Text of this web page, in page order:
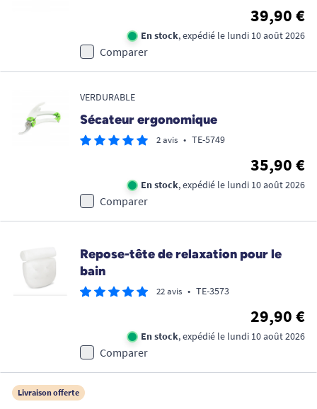
39,90 €
En stock, expédié le lundi 10 août 2026
Comparer
VERDURABLE
Sécateur ergonomique
2 avis • TE-5749
35,90 €
En stock, expédié le lundi 10 août 2026
Comparer
Repose-tête de relaxation pour le
bain
22 avis • TE-3573
29,90 €
En stock, expédié le lundi 10 août 2026
Comparer
Livraison offerte